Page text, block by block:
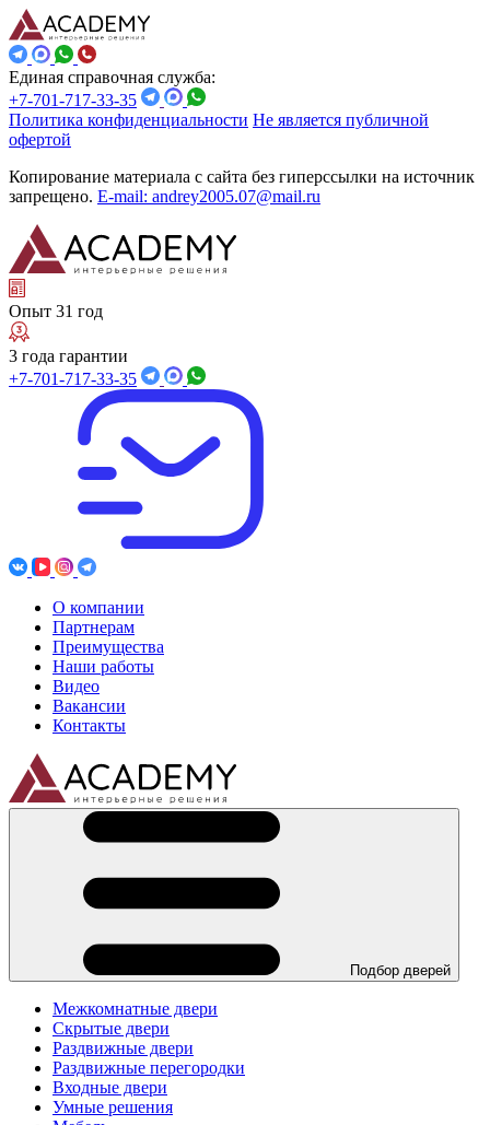
Единая справочная служба:
+7-701-717-33-35
Политика конфиденциальности Не является публичной
офертой
Копирование материала с сайта без гиперссылки на источник
запрещено. E-mail: andrey2005.07@mail.ru
Опыт 31 год
3 года гарантии
+7-701-717-33-35
О компании
Партнерам
Преимущества
Наши работы
Видео
Вакансии
Контакты
Подбор дверей
Межкомнатные двери
Скрытые двери
Раздвижные двери
Раздвижные перегородки
Входные двери
Умные решения